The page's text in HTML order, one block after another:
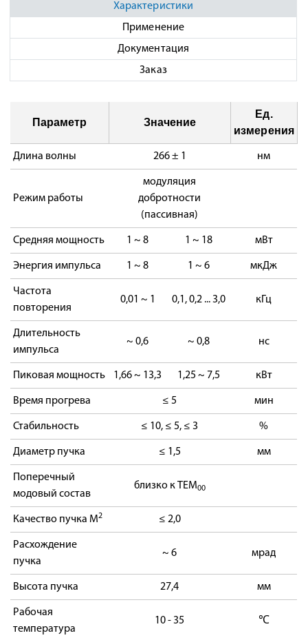
Характеристики
Применение
Документация
Заказ
Параметр Значение
Ед.
измерения
Длина волны 266 ± 1 нм
Режим работы
модуляция
добротности
(пассивная)
Средняя мощность 1 ~ 8 1 ~ 18 мВт
Энергия импульса 1 ~ 8 1 ~ 6 мкДж
Частота
повторения
0,01 ~ 1 0,1, 0,2 ... 3,0 кГц
Длительность
импульса
~ 0,6 ~ 0,8 нс
Пиковая мощность 1,66 ~ 13,3 1,25 ~ 7,5 кВт
Время прогрева ≤ 5 мин
Стабильность ≤ 10, ≤ 5, ≤ 3 %
Диаметр пучка ≤ 1,5 мм
Поперечный
модовый состав
близко к TEM00
Качество пучка M2 ≤ 2,0
Расхождение
пучка
~ 6 мрад
Высота пучка 27,4 мм
Рабочая
температура
10 - 35 ℃